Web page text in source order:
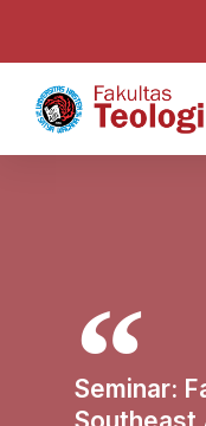
Seminar: